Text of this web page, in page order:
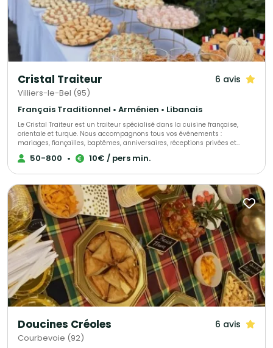
Cristal Traiteur 6 avis
Villiers-le-Bel (95)
Français Traditionnel • Arménien • Libanais
Le Cristal Traiteur est un traiteur spécialisé dans la cuisine française,
orientale et turque. Nous accompagnons tous vos événements :
mariages, fiançailles, baptêmes, anniversaires, réceptions privées et
professionnelles. Nous proposons des buffets, cocktails, salades, plats
variés, plateaux de fruits, buffets sucrés, pièces montées, boissons ainsi
inoubliables.
50-800 • 10€ / pers min.
Doucines Créoles 6 avis
Courbevoie (92)